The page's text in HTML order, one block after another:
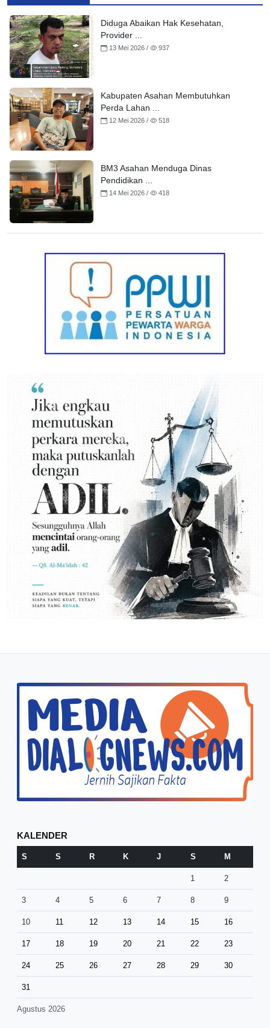
Diduga Abaikan Hak Kesehatan,
Provider ...
13 Mei 2026 / 937
Kabupaten Asahan Membutuhkan
Perda Lahan ...
12 Mei 2026 / 518
BM3 Asahan Menduga Dinas
Pendidikan ...
14 Mei 2026 / 418
KALENDER
Agustus 2026
S S R K J S M
1 2
3 4 5 6 7 8 9
10 11 12 13 14 15 16
17 18 19 20 21 22 23
24 25 26 27 28 29 30
31